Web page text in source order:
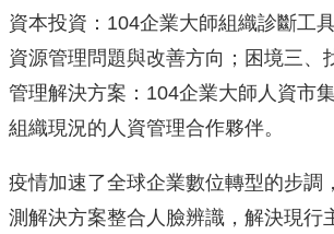
資本投資：104企業大師組織診斷工
資源管理問題與改善方向；困境三、
管理解決方案：104企業大師人資市
組織現況的人資管理合作夥伴。
疫情加速了全球企業數位轉型的步調
測解決方案整合人臉辨識，解決現行